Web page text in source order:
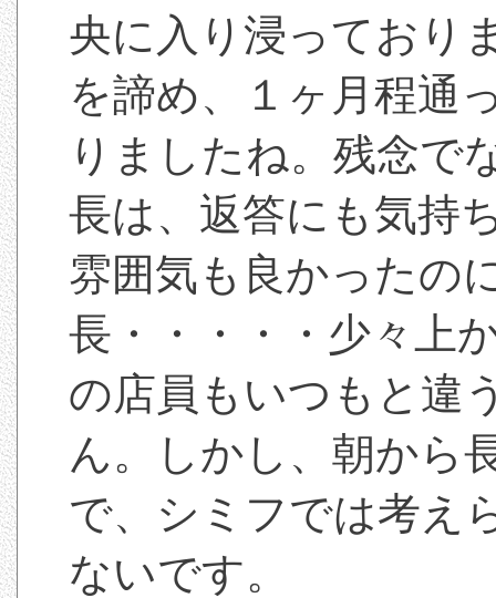
央に入り浸っており
を諦め、１ヶ月程通
りましたね。残念で
長は、返答にも気持
雰囲気も良かったの
長・・・・・少々上
の店員もいつもと違
ん。しかし、朝から
で、シミフでは考え
ないです。